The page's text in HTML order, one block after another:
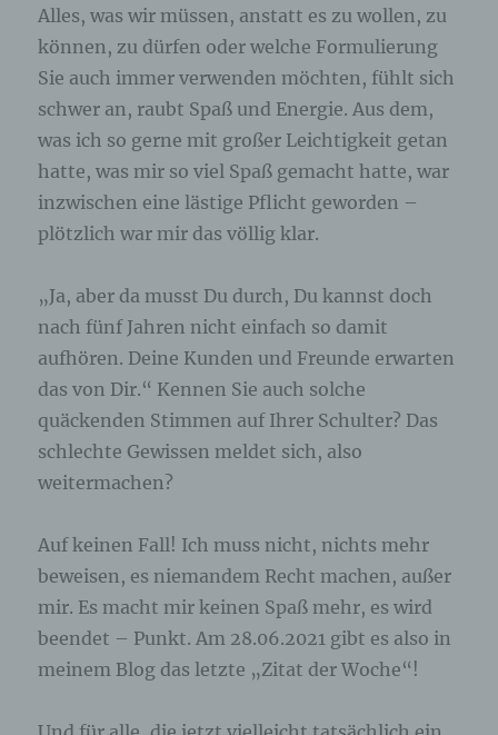
Alles, was wir müssen, anstatt es zu wollen, zu
können, zu dürfen oder welche Formulierung
Sie auch immer verwenden möchten, fühlt sich
schwer an, raubt Spaß und Energie. Aus dem,
was ich so gerne mit großer Leichtigkeit getan
hatte, was mir so viel Spaß gemacht hatte, war
inzwischen eine lästige Pflicht geworden –
plötzlich war mir das völlig klar.
„Ja, aber da musst Du durch, Du kannst doch
nach fünf Jahren nicht einfach so damit
aufhören. Deine Kunden und Freunde erwarten
das von Dir.“ Kennen Sie auch solche
quäckenden Stimmen auf Ihrer Schulter? Das
schlechte Gewissen meldet sich, also
weitermachen?
Auf keinen Fall! Ich muss nicht, nichts mehr
beweisen, es niemandem Recht machen, außer
mir. Es macht mir keinen Spaß mehr, es wird
beendet – Punkt. Am 28.06.2021 gibt es also in
meinem Blog das letzte „Zitat der Woche“!
Mittels eines Cookies können die Informationen
des Benutzers optimiert werden. Cookies
ermöglichen uns, wie bereits erwähnt, die
Benutzer unserer Internetseite wiederzuerkennen.
Zweck dieser Wiedererkennung ist es, den
Nutzern die Verwendung unserer Internetseite zu
erleichtern. Der Benutzer einer Internetseite, die
jedem Besuch der Internetseite erneut seine
Zugangsdaten eingeben, weil dies von der
wird. Ein weiteres Beispiel ist das Cookie eines
Warenkorbes im Online-Shop. Der Online-Shop
virtuellen Warenkorb gelegt hat, über ein Cookie.
Die betroffene Person kann die Setzung von
Cookies durch unsere Internetseite jederzeit
mittels einer entsprechenden Einstellung des
genutzten Internetbrowsers verhindern und damit
widersprechen. Ferner können bereits gesetzte
Cookies jederzeit über einen Internetbrowser oder
andere Softwareprogramme gelöscht werden. Dies
ist in allen gängigen Internetbrowsern möglich.
Deaktiviert die betroffene Person die Setzung von
Cookies in dem genutzten Internetbrowser, sind
unter Umständen nicht alle Funktionen unserer